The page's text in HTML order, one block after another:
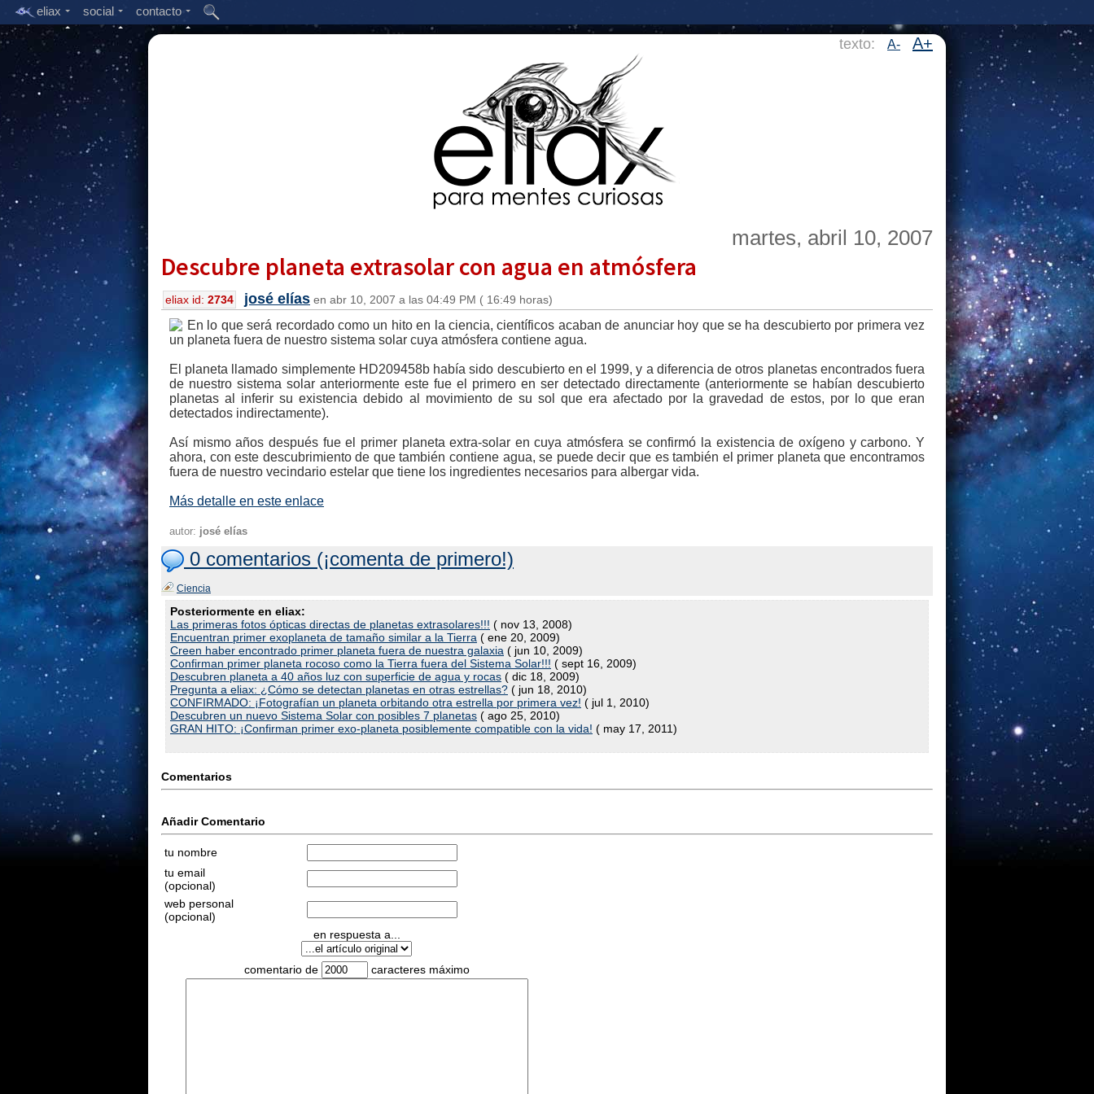
eliax social contacto
texto: A- A+
martes, abril 10, 2007
Descubre planeta extrasolar con agua en atmósfera
eliax id: 2734 josé elías en abr 10, 2007 a las 04:49 PM ( 16:49 horas)
En lo que será recordado como un hito en la ciencia, científicos acaban de anunciar hoy que se ha descubierto por primera vez
un planeta fuera de nuestro sistema solar cuya atmósfera contiene agua.
El planeta llamado simplemente HD209458b había sido descubierto en el 1999, y a diferencia de otros planetas encontrados fuera
de nuestro sistema solar anteriormente este fue el primero en ser detectado directamente (anteriormente se habían descubierto
planetas al inferir su existencia debido al movimiento de su sol que era afectado por la gravedad de estos, por lo que eran
detectados indirectamente).
Así mismo años después fue el primer planeta extra-solar en cuya atmósfera se confirmó la existencia de oxígeno y carbono. Y
ahora, con este descubrimiento de que también contiene agua, se puede decir que es también el primer planeta que encontramos
fuera de nuestro vecindario estelar que tiene los ingredientes necesarios para albergar vida.
Más detalle en este enlace
autor: josé elías
0 comentarios (¡comenta de primero!)
Ciencia
Posteriormente en eliax:
Las primeras fotos ópticas directas de planetas extrasolares!!! ( nov 13, 2008)
Encuentran primer exoplaneta de tamaño similar a la Tierra ( ene 20, 2009)
Creen haber encontrado primer planeta fuera de nuestra galaxia ( jun 10, 2009)
Confirman primer planeta rocoso como la Tierra fuera del Sistema Solar!!! ( sept 16, 2009)
Descubren planeta a 40 años luz con superficie de agua y rocas ( dic 18, 2009)
Pregunta a eliax: ¿Cómo se detectan planetas en otras estrellas? ( jun 18, 2010)
CONFIRMADO: ¡Fotografían un planeta orbitando otra estrella por primera vez! ( jul 1, 2010)
Descubren un nuevo Sistema Solar con posibles 7 planetas ( ago 25, 2010)
GRAN HITO: ¡Confirman primer exo-planeta posiblemente compatible con la vida! ( may 17, 2011)
Comentarios
Añadir Comentario
tu nombre
tu email
(opcional)
web personal
(opcional)
en respuesta a...
comentario de caracteres máximo